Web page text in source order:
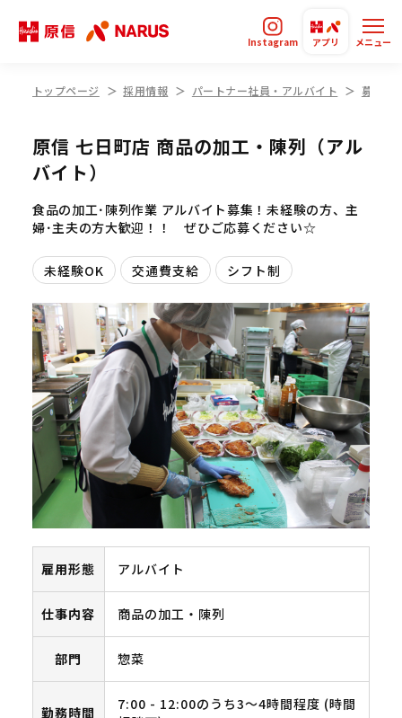
Instagram アプリ メニュー
トップページ 採用情報 パートナー社員・アルバイト 募集要
原信 七日町店 商品の加工・陳列（アル
バイト）
食品の加工･陳列作業 アルバイト募集！未経験の方、主
婦･主夫の方大歓迎！！ ぜひご応募ください☆
未経験OK 交通費支給 シフト制
雇用形態 アルバイト
仕事内容 商品の加工・陳列
部門 惣菜
勤務時間
7:00 - 12:00のうち3～4時間程度 (時間